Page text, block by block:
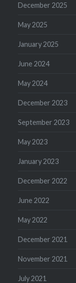
December 2025
May 2025
January 2025
June 2024
May 2024
December 2023
September 2023
May 2023
January 2023
December 2022
June 2022
May 2022
December 2021
November 2021
July 2021